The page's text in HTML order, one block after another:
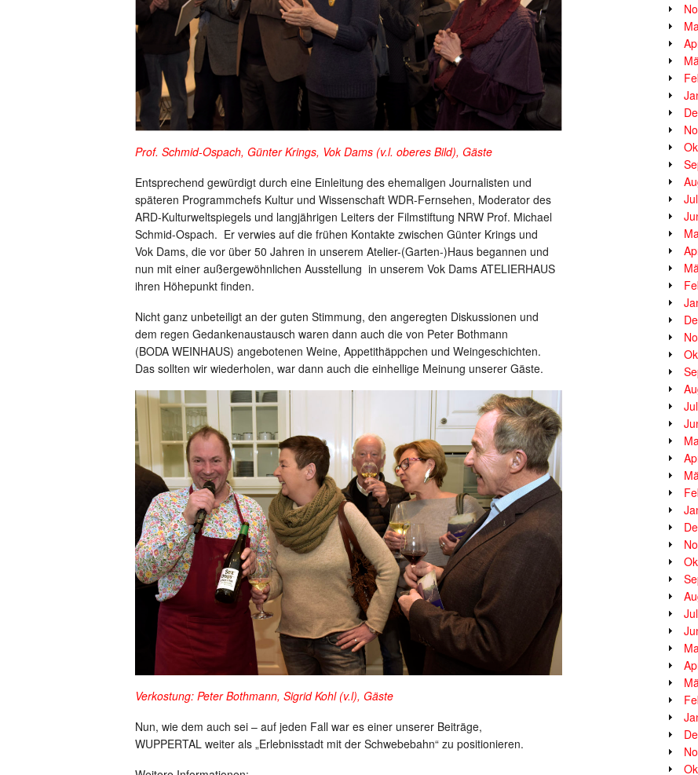
Prof. Schmid-Ospach, Günter Krings, Vok Dams (v.l. oberes Bild), Gäste
Entsprechend gewürdigt durch eine Einleitung des ehemaligen Journalisten und
späteren Programmchefs Kultur und Wissenschaft WDR-Fernsehen, Moderator des
ARD-Kulturweltspiegels und langjährigen Leiters der Filmstiftung NRW Prof. Michael
Schmid-Ospach. Er verwies auf die frühen Kontakte zwischen Günter Krings und
Vok Dams, die vor über 50 Jahren in unserem Atelier-(Garten-)Haus begannen und
nun mit einer außergewöhnlichen Ausstellung in unserem Vok Dams ATELIERHAUS
ihren Höhepunkt finden.
Nicht ganz unbeteiligt an der guten Stimmung, den angeregten Diskussionen und
dem regen Gedankenaustausch waren dann auch die von Peter Bothmann
(BODA WEINHAUS) angebotenen Weine, Appetithäppchen und Weingeschichten.
Das sollten wir wiederholen, war dann auch die einhellige Meinung unserer Gäste.
Verkostung: Peter Bothmann, Sigrid Kohl (v.l), Gäste
Nun, wie dem auch sei – auf jeden Fall war es einer unserer Beiträge,
WUPPERTAL weiter als „Erlebnisstadt mit der Schwebebahn“ zu positionieren.